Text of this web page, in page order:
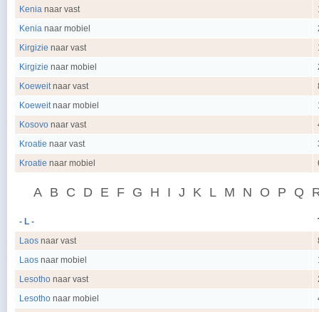
Kenia naar vast
Kenia naar mobiel
Kirgizie naar vast
Kirgizie naar mobiel
Koeweitnaar vast
Koeweitnaar mobiel
Kosovo naar vast
Kroatie naar vast
Kroatie naar mobiel
A B C D E F G H I J K L M N O P Q
- L -
Laos naar vast
Laos naar mobiel
Lesotho naar vast
Lesotho naar mobiel